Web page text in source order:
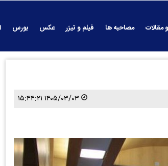
مقالات مصاحبه ها فیلم و تیزر عکس بورس
۱۴۰۵/۰۳/۰۳ ۱۵:۴۴:۲۱